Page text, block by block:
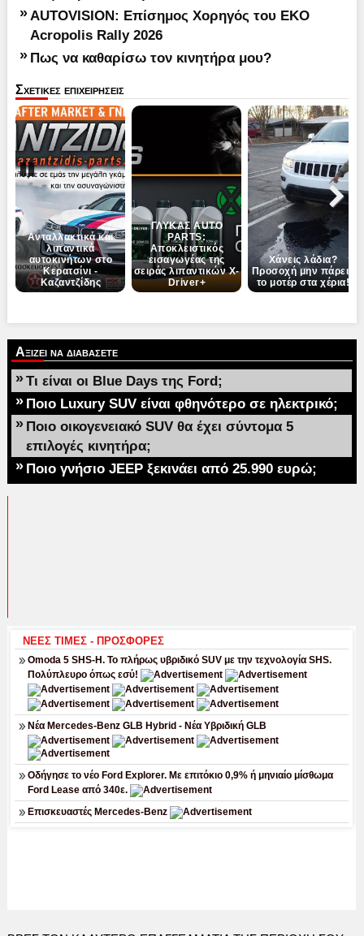
» AUTOVISION: Επίσημος Χορηγός του EKO
Acropolis Rally 2026
» Πως να καθαρίσω τον κινητήρα μου?
Σχετικες επιχειρησεις
Ανταλλακτικά και
λιπαντικά
αυτοκινήτων στο
Κερατσίνι -
Καζαντζίδης
ΓΛΥΚΑΣ AUTO
PARTS:
Αποκλειστικός
εισαγωγέας της
σειράς λιπαντικών X-
Driver+
Χάνεις λάδια?
Προσοχή μην πάρεις
το μοτέρ στα χέρια!
Next
Pause
Αξιζει να διαβασετε
» Τι είναι οι Blue Days της Ford;
» Ποιο Luxury SUV είναι φθηνότερο σε ηλεκτρικό;
» Ποιο οικογενειακό SUV θα έχει σύντομα 5
επιλογές κινητήρα;
» Ποιο γνήσιο JEEP ξεκινάει από 25.990 ευρώ;